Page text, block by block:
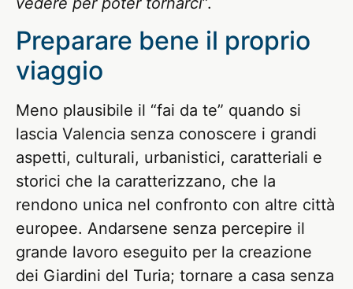
Preparare bene il proprio
viaggio
Meno plausibile il “fai da te” quando si
lascia Valencia senza conoscere i grandi
aspetti, culturali, urbanistici, caratteriali e
storici che la caratterizzano, che la
rendono unica nel confronto con altre città
europee. Andarsene senza percepire il
grande lavoro eseguito per la creazione
dei Giardini del Turia; tornare a casa senza